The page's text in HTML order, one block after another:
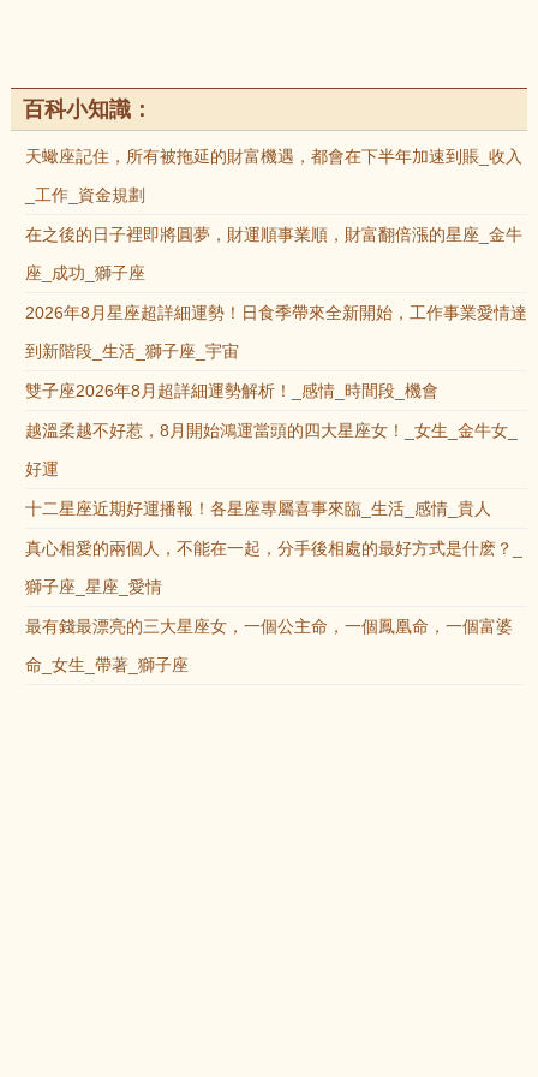
百科小知識：
天蠍座記住，所有被拖延的財富機遇，都會在下半年加速到賬_收入
_工作_資金規劃
在之後的日子裡即將圓夢，財運順事業順，財富翻倍漲的星座_金牛
座_成功_獅子座
2026年8月星座超詳細運勢！日食季帶來全新開始，工作事業愛情達
到新階段_生活_獅子座_宇宙
雙子座2026年8月超詳細運勢解析！_感情_時間段_機會
越溫柔越不好惹，8月開始鴻運當頭的四大星座女！_女生_金牛女_
好運
十二星座近期好運播報！各星座專屬喜事來臨_生活_感情_貴人
真心相愛的兩個人，不能在一起，分手後相處的最好方式是什麽？_
獅子座_星座_愛情
最有錢最漂亮的三大星座女，一個公主命，一個鳳凰命，一個富婆
命_女生_帶著_獅子座